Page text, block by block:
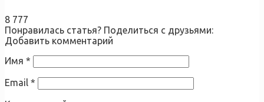
8 777
Понравилась статья? Поделиться с друзьями:
Добавить комментарий
Имя *
Email *